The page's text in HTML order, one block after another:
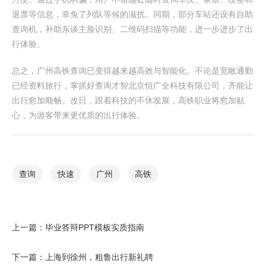
退票等信息，幸免了列队等候的滋扰。同期，部分车站还设有自助
查询机，补助东谈主脸识别、二维码扫描等功能，进一步进步了出
行体验。
总之，广州高铁查询已变得越来越高效与智能化。不论是宽敞通勤
已经资料旅行，掌抓好查询才智北京恒广全科技有限公司，齐能让
出行愈加顺畅。改日，跟着科技的不休发展，高铁职业将愈加贴
心，为游客带来更优质的出行体验。
查询 快速 广州 高铁
上一篇： 毕业答辩PPT模板实质指南
下一篇： 上海到徐州，粗鲁出行新礼聘